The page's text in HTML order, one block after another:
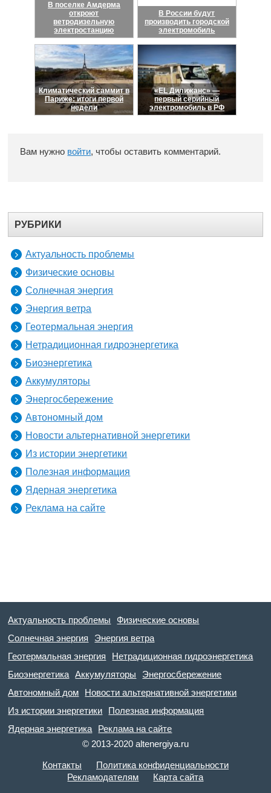
В поселке Амдерма
откроют
ветродизельную
электростанцию
В России будут
производить городской
электромобиль
Климатический саммит в
Париже: итоги первой
недели
«EL Дилижанс» —
первый серийный
электромобиль в РФ
Вам нужно войти, чтобы оставить комментарий.
РУБРИКИ
Актуальность проблемы
Физические основы
Солнечная энергия
Энергия ветра
Геотермальная энергия
Нетрадиционная гидроэнергетика
Биоэнергетика
Аккумуляторы
Энергосбережение
Автономный дом
Новости альтернативной энергетики
Из истории энергетики
Полезная информация
Ядерная энергетика
Реклама на сайте
Актуальность проблемы
Физические основы
Солнечная энергия
Энергия ветра
Геотермальная энергия
Нетрадиционная гидроэнергетика
Биоэнергетика
Аккумуляторы
Энергосбережение
Автономный дом
Новости альтернативной энергетики
Из истории энергетики
Полезная информация
Ядерная энергетика
Реклама на сайте
© 2013-2020 altenergiya.ru
Контакты
Политика конфиденциальности
Рекламодателям
Карта сайта